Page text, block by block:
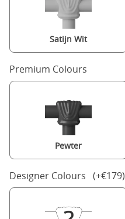
Satijn Wit
Premium Colours
Pewter
Designer Colours (+€179)